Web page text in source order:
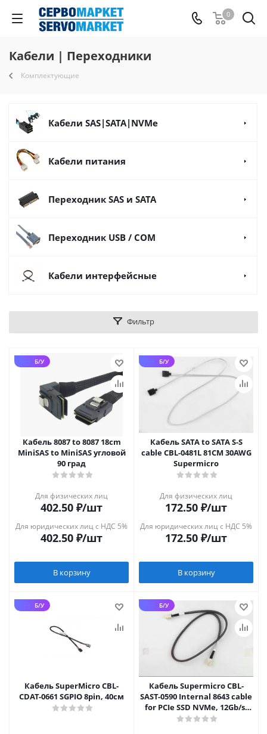
0
Кабели | Переходники
Комплектующие
Кабели SAS|SATA|NVMe
Кабели питания
Переходник SAS и SATA
Переходник USB / COM
Кабели интерфейсные
Фильтр
Б/У
Кабель 8087 to 8087 18cm
MiniSAS to MiniSAS угловой
90 град
Для физических лиц
402.50 ₽/шт
Для юридических лиц с НДС 5%
402.50 ₽/шт
В корзину
Б/У
Кабель SATA to SATA S-S
cable CBL-0481L 81CM 30AWG
Supermicro
Для физических лиц
172.50 ₽/шт
Для юридических лиц с НДС 5%
172.50 ₽/шт
В корзину
Б/У
Кабель SuperMicro CBL-
CDAT-0661 SGPIO 8pin, 40см
Б/У
Кабель Supermicro CBL-
SAST-0590 Internal 8643 cable
for PCIe SSD NVMe, 12Gb/s,
70cm,30AWG